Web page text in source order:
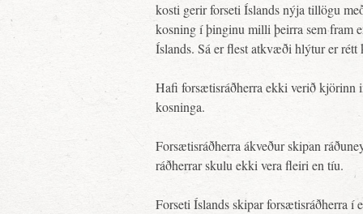
kosti gerir forseti Íslands nýja tillögu
kosning í þinginu milli þeirra sem fram
Íslands. Sá er flest atkvæði hlýtur er
Hafi forsætisráðherra ekki verið
kosninga.
Forsætisráðherra ákveður skipan
ráðherrar skulu ekki vera fleiri en tíu.
Forseti Íslands skipar forsætisráðherra